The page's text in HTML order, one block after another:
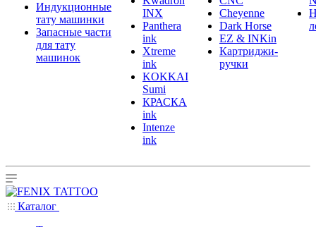
Индукционные
тату машинки
Запасные части
для тату
машинок
INX
Panthera
ink
Xtreme
ink
KOKKAI
Sumi
КРАСКА
ink
Intenze
ink
Cheyenne
Dark Horse
EZ & INKin
Картриджи-
ручки
Каталог